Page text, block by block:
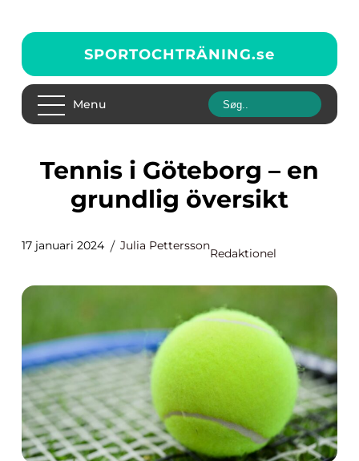
SPORTOCHTRÄNING.se
Menu
Tennis i Göteborg – en
grundlig översikt
17 januari 2024 Julia Pettersson
Redaktionel